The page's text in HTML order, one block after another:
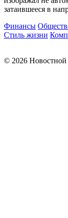
затаившееся в
Финансы
Стиль жизни
© 2026 Новостной